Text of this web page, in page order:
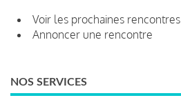
Voir les prochaines rencontres
Annoncer une rencontre
NOS SERVICES